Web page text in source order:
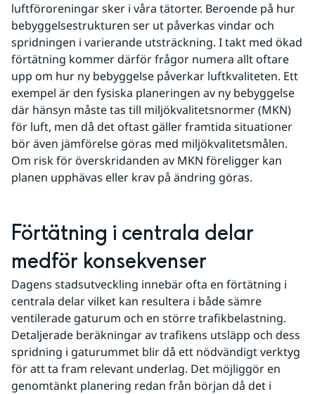
luftföroreningar sker i våra tätorter. Beroende på hur
bebyggelsestrukturen ser ut påverkas vindar och
spridningen i varierande utsträckning. I takt med ökad
förtätning kommer därför frågor numera allt oftare
upp om hur ny bebyggelse påverkar luftkvaliteten. Ett
exempel är den fysiska planeringen av ny bebyggelse
där hänsyn måste tas till miljökvalitetsnormer (MKN)
för luft, men då det oftast gäller framtida situationer
bör även jämförelse göras med miljökvalitetsmålen.
Om risk för överskridanden av MKN föreligger kan
planen upphävas eller krav på ändring göras.
Förtätning i centrala delar
medför konsekvenser
Dagens stadsutveckling innebär ofta en förtätning i
centrala delar vilket kan resultera i både sämre
ventilerade gaturum och en större trafikbelastning.
Detaljerade beräkningar av trafikens utsläpp och dess
spridning i gaturummet blir då ett nödvändigt verktyg
för att ta fram relevant underlag. Det möjliggör en
genomtänkt planering redan från början då det i